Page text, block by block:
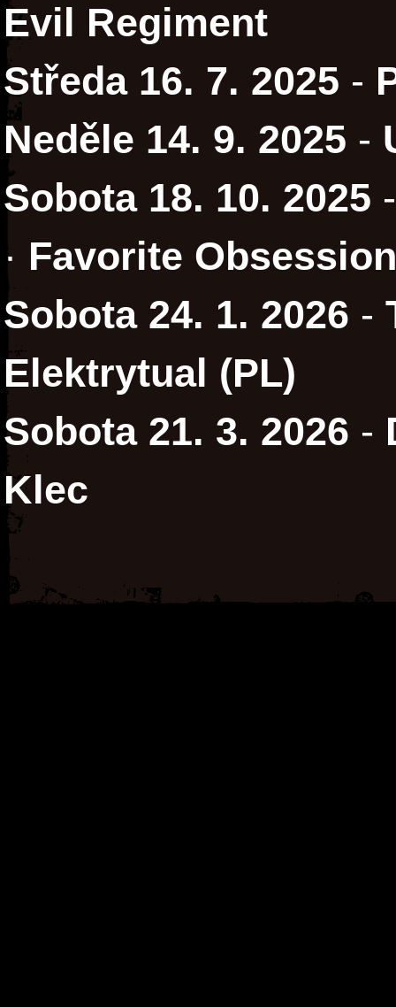
Evil Regiment
Středa 16. 7. 2025 -
Neděle 14. 9. 2025 -
Sobota 18. 10. 2025
· Favorite Obsession
Sobota 24. 1. 2026 -
Elektrytual (PL)
Sobota 21. 3. 2026 -
Klec